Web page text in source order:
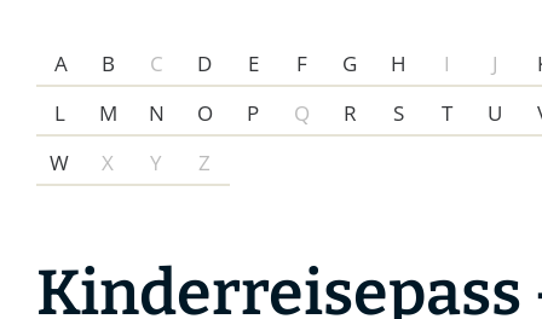
A B C D E F G H I J
L
M N O P Q R S T U
W
X Y Z
Kinderreisepass